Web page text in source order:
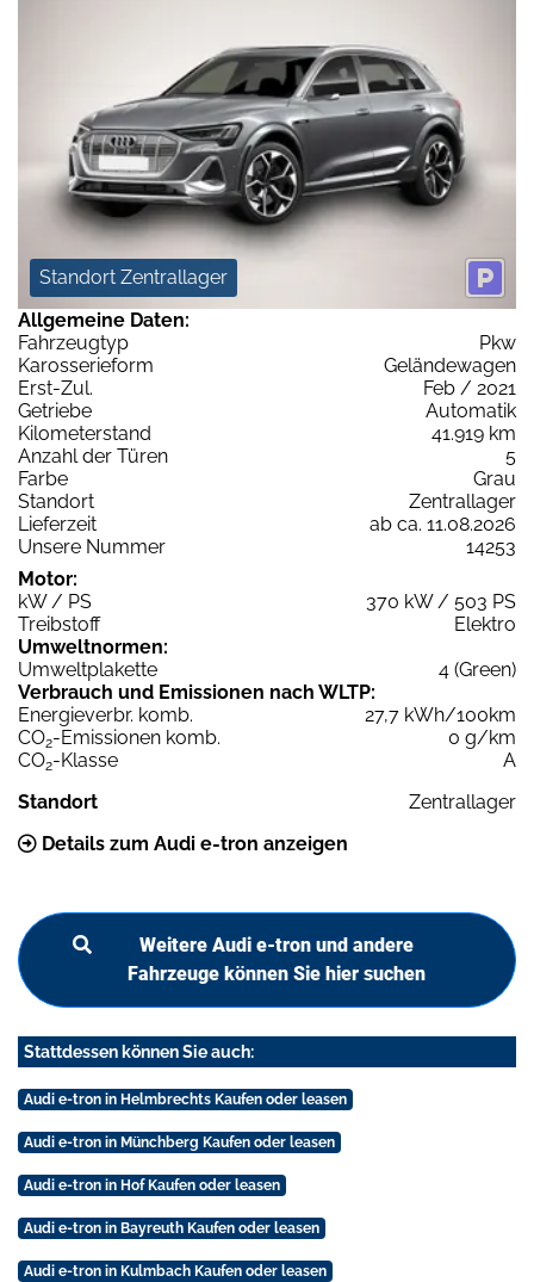
Standort Zentrallager
Allgemeine Daten:
Fahrzeugtyp
Pkw
Karosserieform
Geländewagen
Erst-Zul.
Feb / 2021
Getriebe
Automatik
Kilometerstand
41.919 km
Anzahl der Türen
5
Farbe
Grau
Standort
Zentrallager
Lieferzeit
ab ca. 11.08.2026
Unsere Nummer
14253
Motor:
kW / PS
370 kW / 503 PS
Treibstoff
Elektro
Umweltnormen:
Umweltplakette
4 (Green)
Verbrauch und Emissionen nach WLTP:
Energieverbr. komb.
27,7 kWh/100km
CO2-Emissionen komb.
0 g/km
CO2-Klasse
A
Standort
Zentrallager
Details zum Audi e-tron anzeigen
Weitere Audi e-tron und andere
Fahrzeuge können Sie hier suchen
Stattdessen können Sie auch:
Audi e-tron in Helmbrechts Kaufen oder leasen
Audi e-tron in Münchberg Kaufen oder leasen
Audi e-tron in Hof Kaufen oder leasen
Audi e-tron in Bayreuth Kaufen oder leasen
Audi e-tron in Kulmbach Kaufen oder leasen